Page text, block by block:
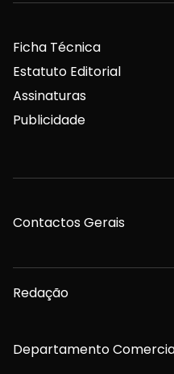
Ficha Técnica
Estatuto Editorial
Assinaturas
Publicidade
Contactos Gerais
Redação
Departamento